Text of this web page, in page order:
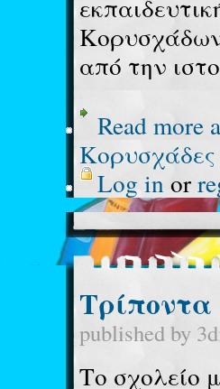
από την
Read more
Κορυσχάδες
Log in or
published by
Το σχολείο